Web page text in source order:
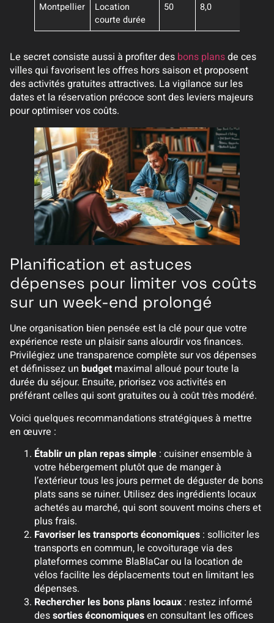
Montpellier
Location
courte durée
50 8,0
Le secret consiste aussi à profiter des bons plansde ces
villes qui favorisent les offres hors saison et proposent
des activités gratuites attractives. La vigilance sur les
dates et la réservation précoce sont des leviers majeurs
pour optimiser vos coûts.
Planification et astuces
dépenses pour limiter vos coûts
sur un week-end prolongé
Une organisation bien pensée est la clé pour que votre
expérience reste un plaisir sans alourdir vos finances.
Privilégiez une transparence complète sur vos dépenses
et définissez un budget maximal alloué pour toute la
durée du séjour. Ensuite, priorisez vos activités en
préférant celles qui sont gratuites ou à coût très modéré.
Voici quelques recommandations stratégiques à mettre
en œuvre :
Établir un plan repas simple : cuisiner ensemble à
votre hébergement plutôt que de manger à
l’extérieur tous les jours permet de déguster de bons
plats sans se ruiner. Utilisez des ingrédients locaux
achetés au marché, qui sont souvent moins chers et
plus frais.
Favoriser les transports économiques : solliciter les
transports en commun, le covoiturage via des
plateformes comme BlaBlaCar ou la location de
vélos facilite les déplacements tout en limitant les
dépenses.
Rechercher les bons plans locaux : restez informé
dessorties économiquesen consultant les offices